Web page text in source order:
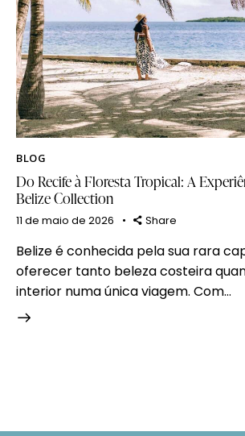
BLOG
Do Recife à Floresta Tropical: A
Belize Collection
11 de maio de 2026 Share
Belize é conhecida pela sua rara
oferecer tanto beleza costeira
interior numa única viagem. Com…